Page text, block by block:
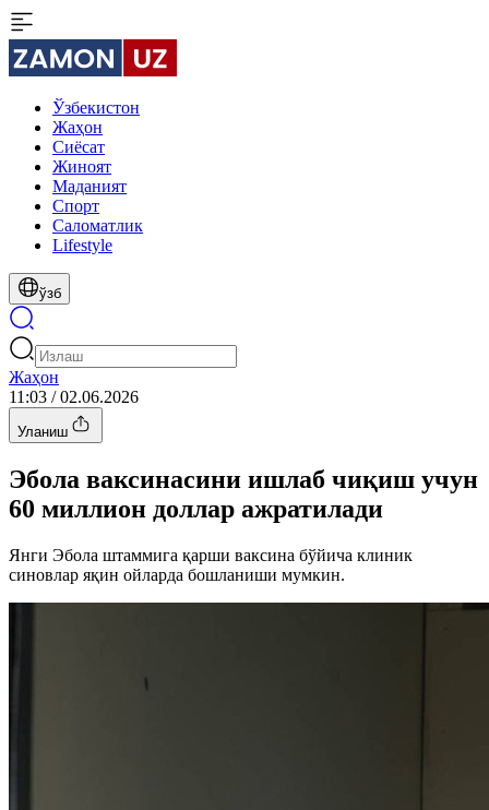
Ўзбекистон
Жаҳон
Сиёсат
Жиноят
Маданият
Спорт
Cаломатлик
Lifestyle
ўзб
Жаҳон
11:03 / 02.06.2026
Уланиш
Эбола ваксинасини ишлаб чиқиш учун
60 миллион доллар ажратилади
Янги Эбола штаммига қарши ваксина бўйича клиник
синовлар яқин ойларда бошланиши мумкин.